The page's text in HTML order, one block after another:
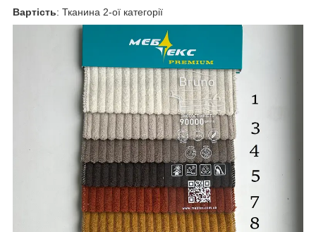
Вартість: Тканина 2-ої категорії